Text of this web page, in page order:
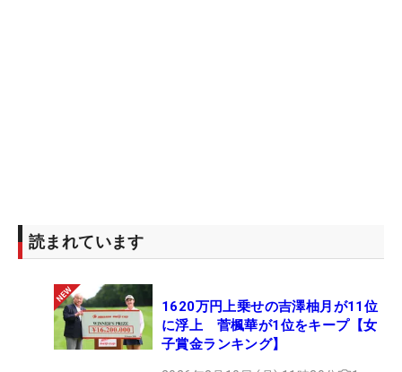
読まれています
1620万円上乗せの吉澤柚月が11位
に浮上 菅楓華が1位をキープ【女
子賞金ランキング】